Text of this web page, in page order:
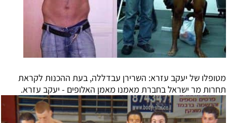
מטופלו של יעקב עזרא: השרירן עבדללה, בעת ההכנות לקראת
תחרות מר ישראל בחברת מאמנו מאמן האלופים - יעקב עזרא.